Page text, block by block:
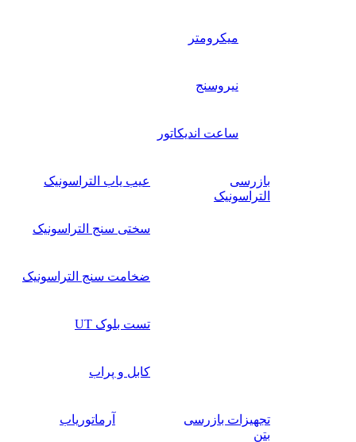
میکرومتر
نیروسنج
ساعت اندیکاتور
بازرسی
التراسونیک
عیب یاب التراسونیک
سختی سنج التراسونیک
ضخامت سنج التراسونیک
تست بلوک UT
کابل و پراب
تجهیزات بازرسی
بتن
آرماتوریاب